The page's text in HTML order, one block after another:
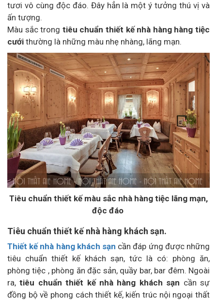
tươi vô cùng độc đáo. Đây hẳn là một ý tưởng thú vị và
ấn tượng.
Màu sắc trong tiêu chuẩn thiết kế nhà hàng hàng tiệc
cưới thường là những màu nhẹ nhàng, lãng mạn.
Tiêu chuẩn thiết kế màu sắc nhà hàng tiệc lãng mạn,
độc đáo
Tiêu chuẩn thiết kế nhà hàng khách sạn.
Thiết kế nhà hàng khách sạn cần đáp ứng được những
tiêu chuẩn thiết kế khách sạn, tức là có: phòng ăn,
phòng tiệc , phòng ăn đặc sản, quầy bar, bar đêm. Ngoài
ra,tiêu chuẩn thiết kế nhà hàng khách sạn cần sự
đồng bộ về phong cách thiết kế, kiến trúc nội ngoại thất